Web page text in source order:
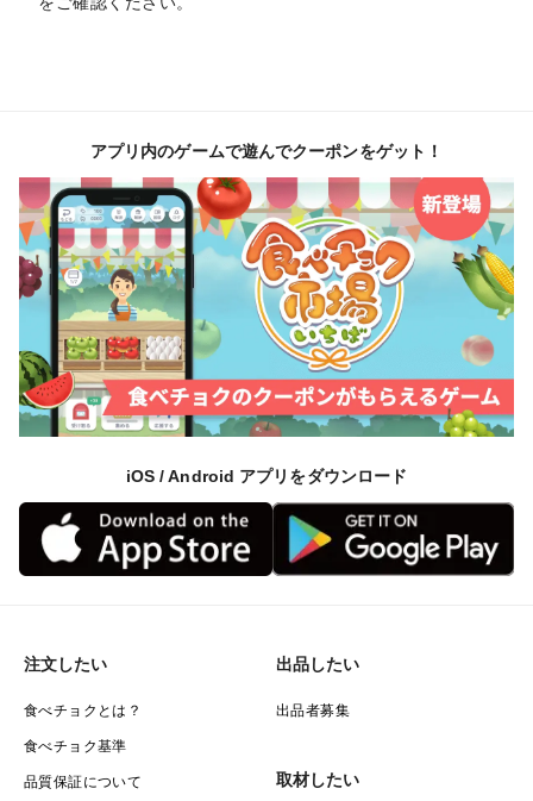
アプリ内のゲームで遊んでクーポンをゲット！
iOS / Android アプリをダウンロード
注文したい
食べチョクとは？
食べチョク基準
品質保証について
出品したい
出品者募集
取材したい